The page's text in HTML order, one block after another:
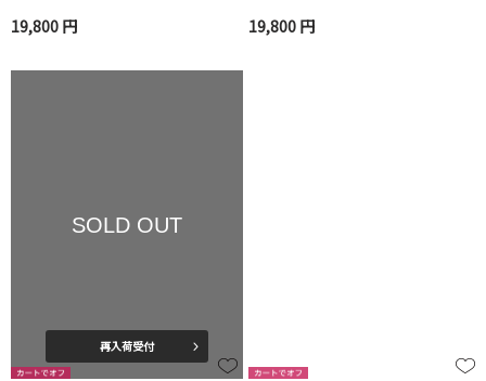
19,800 円 19,800 円
SOLD OUT
再入荷受付